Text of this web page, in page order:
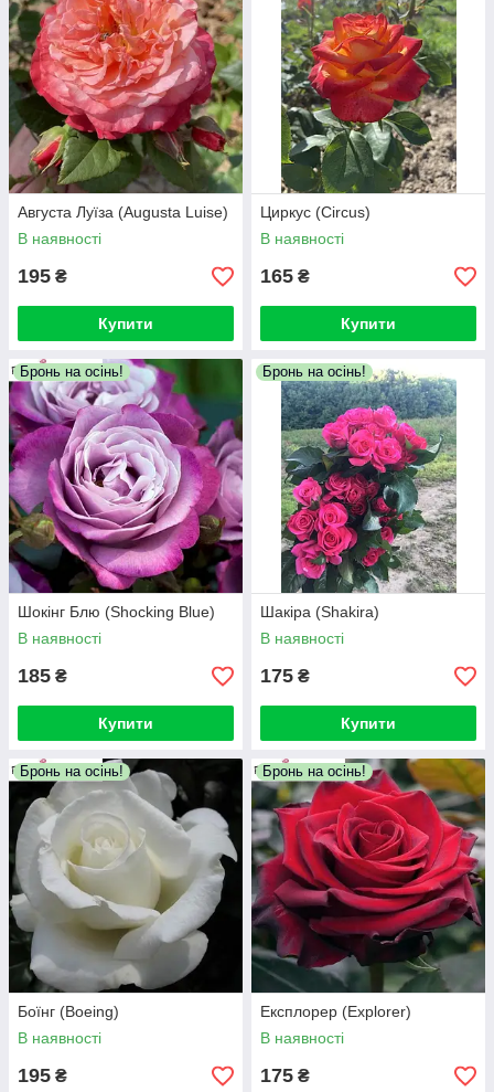
Августа Луїза (Augusta Luise)
В наявності
195 ₴
Купити
Циркус (Circus)
В наявності
165 ₴
Купити
Бронь на осінь!
Шокінг Блю (Shocking Blue)
В наявності
185 ₴
Купити
Бронь на осінь!
Шакіра (Shakira)
В наявності
175 ₴
Купити
Бронь на осінь!
Боїнг (Boeing)
В наявності
195 ₴
Бронь на осінь!
Експлорер (Explorer)
В наявності
175 ₴